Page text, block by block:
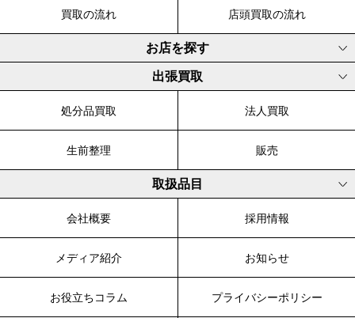
買取の流れ 店頭買取の流れ
お店を探す
出張買取
処分品買取 法人買取
生前整理 販売
取扱品目
会社概要 採用情報
メディア紹介 お知らせ
お役立ちコラム プライバシーポリシー